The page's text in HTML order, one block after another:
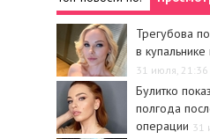
Трегубова
в
31 июля, 21:36
Булитко
полгода
операции 31